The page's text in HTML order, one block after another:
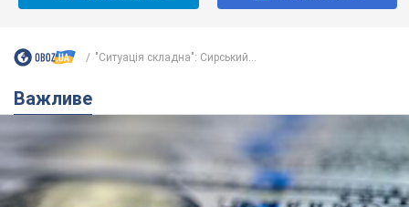
"Ситуація складна": Сирський...
Важливе